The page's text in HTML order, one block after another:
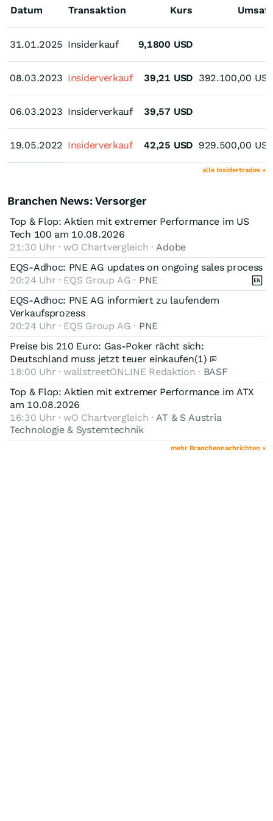
Datum
31.01.2025
08.03.2023
06.03.2023
19.05.2022
Transaktion Kurs Umsatz
31.01.2025 Insiderkauf 9,1800 USD
08.03.2023 Insiderverkauf 39,21 USD 392.100,00
06.03.2023 Insiderverkauf 39,57 USD
19.05.2022 Insiderverkauf 42,25 USD 929.500,00
alle Insidertrades »
Branchen News: Versorger
Top & Flop: Aktien mit extremer Performance im US
Tech 100 am 10.08.2026
21:30 Uhr · wO Chartvergleich · Adobe
EQS-Adhoc: PNE AG updates on ongoing sales process
20:24 Uhr · EQS Group AG · PNE
EQS-Adhoc: PNE AG informiert zu laufendem
Verkaufsprozess
20:24 Uhr · EQS Group AG · PNE
Preise bis 210 Euro: Gas-Poker rächt sich:
Deutschland muss jetzt teuer einkaufen(1)
18:00 Uhr · wallstreetONLINE Redaktion · BASF
Top & Flop: Aktien mit extremer Performance im ATX
am 10.08.2026
16:30 Uhr · wO Chartvergleich · AT & S Austria
Technologie & Systemtechnik
mehr Branchennachrichten »